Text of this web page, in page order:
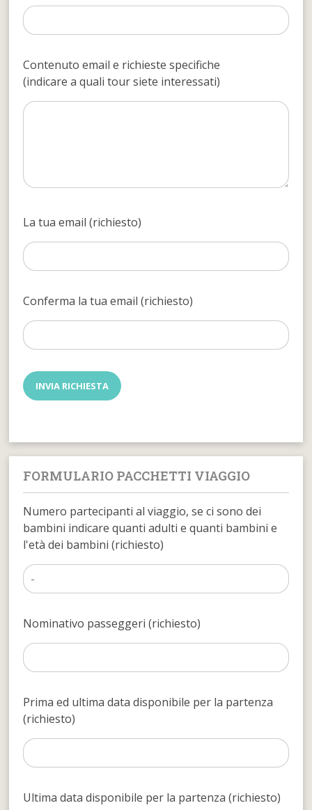
Contenuto email e richieste specifiche
(indicare a quali tour siete interessati)
La tua email (richiesto)
Conferma la tua email (richiesto)
FORMULARIO PACCHETTI VIAGGIO
Numero partecipanti al viaggio, se ci sono dei
bambini indicare quanti adulti e quanti bambini e
l'età dei bambini (richiesto)
Nominativo passeggeri (richiesto)
Prima ed ultima data disponibile per la partenza
(richiesto)
Ultima data disponibile per la partenza (richiesto)